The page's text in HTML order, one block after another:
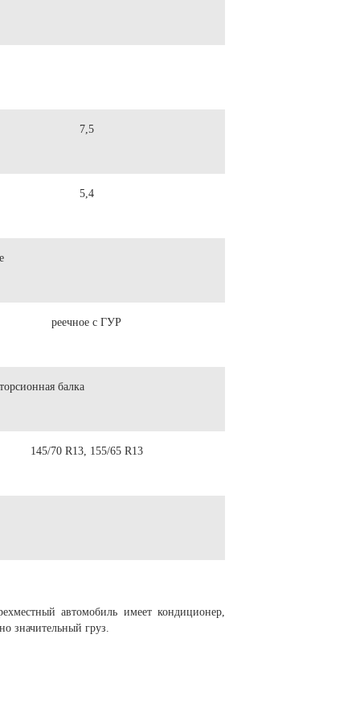
7,5
5,4
реечное с ГУР
балка
145/70 R13, 155/65 R13
автомобиль имеет кондиционер,
значительный груз.